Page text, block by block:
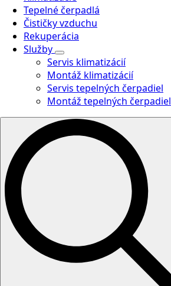
Tepelné čerpadlá
Čističky vzduchu
Rekuperácia
Služby
Servis klimatizácií
Montáž klimatizácií
Servis tepelných čerpadiel
Montáž tepelných čerpadiel